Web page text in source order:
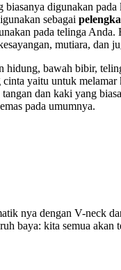
digunakan
sebagai
pada telinga
mutiara, dan
hidung, bawah bibir,
yaitu untuk
dan kaki yang
pada umumnya.
nya dengan V-neck
baya: kita semua